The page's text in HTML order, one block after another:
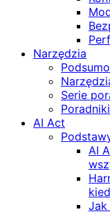
Narzędzia
Serie
Poradniki
AI Act
AI
Jak